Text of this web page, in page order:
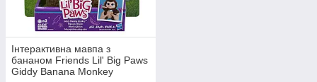
Інтерактивна мавпа з
бананом Friends Lil' Big Paws
Giddy Banana Monkey